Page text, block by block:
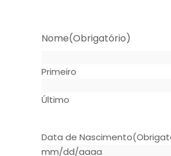
Nome(Obrigatório)
Primeiro
Último
Data de Nascimento